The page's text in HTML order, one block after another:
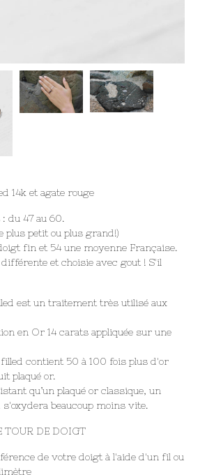
14k et agate rouge
du 47 au 60.
plus petit ou plus grand!)
fin et 54 une moyenne Française.
et choisie avec gout ! S'il
est un traitement très utilisé aux
en Or 14 carats appliquée sur une
filled contient 50 à 100 fois plus d'or
plaqué or.
qu’un plaqué or classique, un
beaucoup moins vite.
TOUR DE DOIGT
de votre doigt à l'aide d'un fil ou